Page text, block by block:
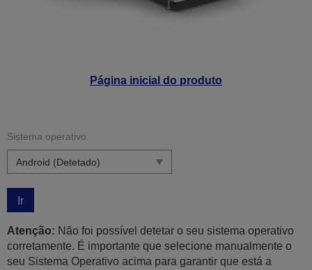
Página inicial do produto
Sistema operativo:
Ir
Atenção: Não foi possível detetar o seu sistema operativo
corretamente. É importante que selecione manualmente o
seu Sistema Operativo acima para garantir que está a